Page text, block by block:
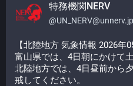
特務機関NERV
@UN_NERV@unnerv.jp
【北陸地方 気象情報 2026年
富山県では、4日朝にかけて
北陸地方では、4日昼前から
戒してください。